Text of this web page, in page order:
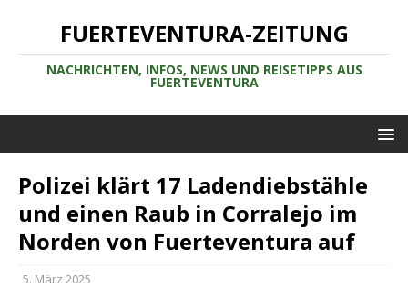
FUERTEVENTURA-ZEITUNG
NACHRICHTEN, INFOS, NEWS UND REISETIPPS AUS
FUERTEVENTURA
Polizei klärt 17 Ladendiebstähle
und einen Raub in Corralejo im
Norden von Fuerteventura auf
5. März 2025